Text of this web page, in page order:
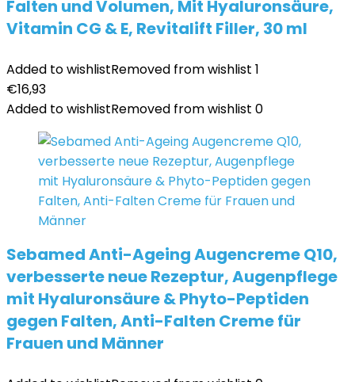
Falten und Volumen, Mit Hyaluronsäure,
Vitamin CG & E, Revitalift Filler, 30 ml
Added to wishlistRemoved from wishlist 1
€16,93
Added to wishlistRemoved from wishlist 0
Sebamed Anti-Ageing Augencreme Q10,
verbesserte neue Rezeptur, Augenpflege
mit Hyaluronsäure & Phyto-Peptiden
gegen Falten, Anti-Falten Creme für
Frauen und Männer